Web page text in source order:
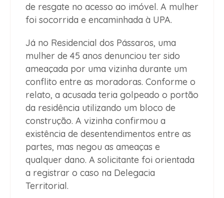
de resgate no acesso ao imóvel. A mulher
foi socorrida e encaminhada à UPA.
Já no Residencial dos Pássaros, uma
mulher de 45 anos denunciou ter sido
ameaçada por uma vizinha durante um
conflito entre as moradoras. Conforme o
relato, a acusada teria golpeado o portão
da residência utilizando um bloco de
construção. A vizinha confirmou a
existência de desentendimentos entre as
partes, mas negou as ameaças e
qualquer dano. A solicitante foi orientada
a registrar o caso na Delegacia
Territorial.